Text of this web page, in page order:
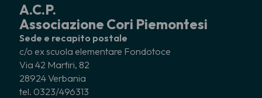
A.C.P.
Associazione Cori Piemontesi
Sede e recapito postale
c/o ex scuola elementare Fondotoce
Via 42 Martiri, 82
28924 Verbania
tel. 0323/496313